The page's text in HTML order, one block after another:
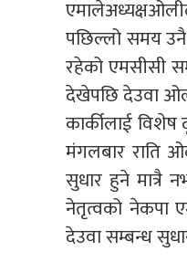
पछिल्लो समय उनै
रहेको एमसीसी
देखेपछि देउवा
कार्कीलाई विशेष
मंगलबार राति
सुधार हुने मात्रै
नेतृत्वको नेकपा
देउवा सम्बन्ध